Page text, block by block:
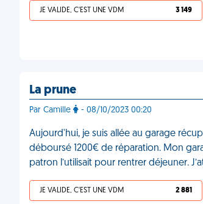
JE VALIDE, C'EST UNE VDM 3 149
La prune
Par Camille - 08/10/2023 00:20
Aujourd'hui, je suis allée au garage
déboursé 1200€ de réparation. Mon
patron l’utilisait pour rentrer déjeuner.
JE VALIDE, C'EST UNE VDM 2 881